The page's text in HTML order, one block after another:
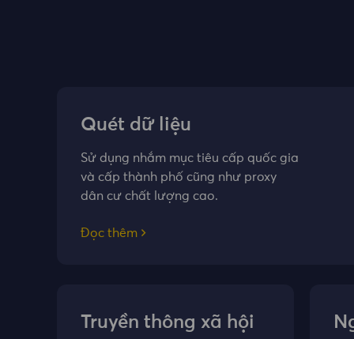
Quét dữ liệu
Sử dụng nhắm mục tiêu cấp quốc gia
và cấp thành phố cũng như proxy
dân cư chất lượng cao.
Đọc thêm
Truyền thông xã hội